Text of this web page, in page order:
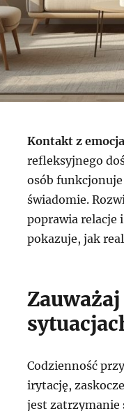
Kontakt z
refleksyjnego
osób
świadomie.
poprawia relacje
pokazuje, jak
Codzienność
irytację,
jest zatrzymanie